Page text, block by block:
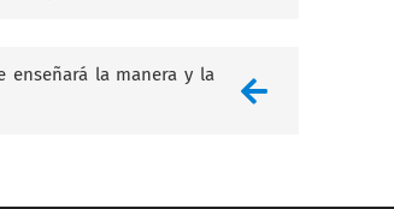
enseñará la manera y la